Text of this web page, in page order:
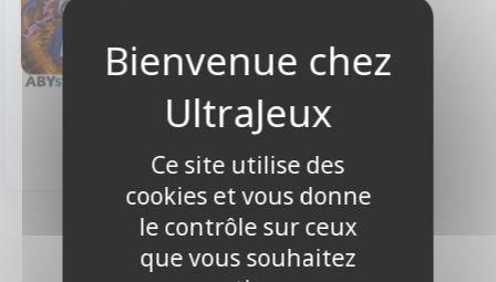
1 produits
Ce site utilise des
cookies et vous donne
le contrôle sur ceux
que vous souhaitez